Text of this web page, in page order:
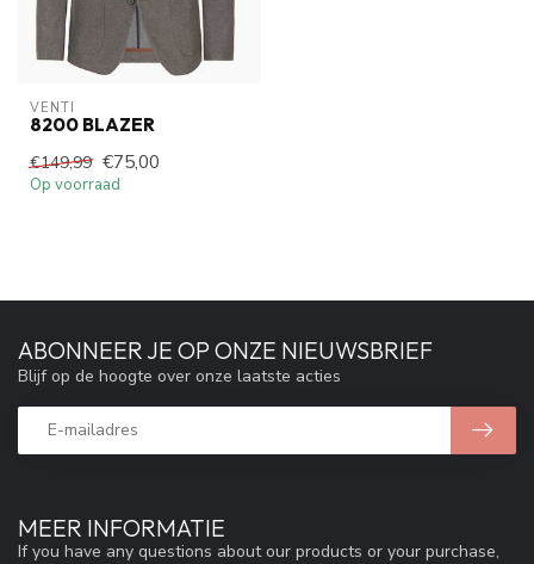
VENTI
8200 BLAZER
€149,99 €75,00
Op voorraad
MEER INFORMATIE
If you have any questions about our products or your purchase,
ABONNEER JE OP ONZE NIEUWSBRIEF
Blijf op de hoogte over onze laatste acties